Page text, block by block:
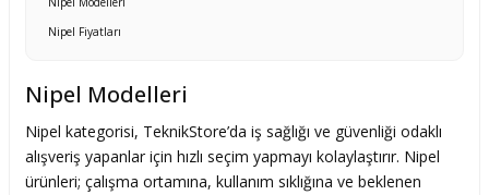
Nipel Fiyatları
Nipel Modelleri
Nipel kategorisi, TeknikStore’da iş sağlığı ve güvenliği odaklı
alışveriş yapanlar için hızlı seçim yapmayı kolaylaştırır. Nipel
ürünleri; çalışma ortamına, kullanım sıklığına ve beklenen